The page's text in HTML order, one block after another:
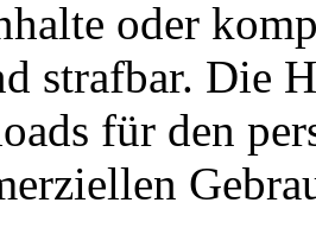
oder
strafbar. Die
für den